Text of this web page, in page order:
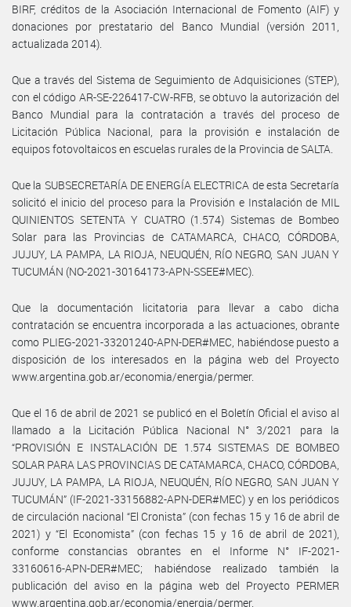
BIRF, créditos de la Asociación Internacional de Fomento (AIF) y
donaciones por prestatario del Banco Mundial (versión 2011,
actualizada 2014).
Que a través del Sistema de Seguimiento de Adquisiciones (STEP),
con el código AR-SE-226417-CW-RFB, se obtuvo la autorización del
Banco Mundial para la contratación a través del proceso de
Licitación Pública Nacional, para la provisión e instalación de
equipos fotovoltaicos en escuelas rurales de la Provincia de SALTA.
Que la SUBSECRETARÍA DE ENERGÍA ELECTRICA de esta Secretaría
solicitó el inicio del proceso para la Provisión e Instalación de MIL
QUINIENTOS SETENTA Y CUATRO (1.574) Sistemas de Bombeo
Solar para las Provincias de CATAMARCA, CHACO, CÓRDOBA,
JUJUY, LA PAMPA, LA RIOJA, NEUQUÉN, RÍO NEGRO, SAN JUAN Y
TUCUMÁN (NO-2021-30164173-APN-SSEE#MEC).
Que la documentación licitatoria para llevar a cabo dicha
contratación se encuentra incorporada a las actuaciones, obrante
como PLIEG-2021-33201240-APN-DER#MEC, habiéndose puesto a
disposición de los interesados en la página web del Proyecto
www.argentina.gob.ar/economia/energia/permer.
Que el 16 de abril de 2021 se publicó en el Boletín Oficial el aviso al
llamado a la Licitación Pública Nacional N° 3/2021 para la
“PROVISIÓN E INSTALACIÓN DE 1.574 SISTEMAS DE BOMBEO
SOLAR PARA LAS PROVINCIAS DE CATAMARCA, CHACO, CÓRDOBA,
JUJUY, LA PAMPA, LA RIOJA, NEUQUÉN, RÍO NEGRO, SAN JUAN Y
TUCUMÁN” (IF-2021-33156882-APN-DER#MEC) y en los periódicos
de circulación nacional “El Cronista” (con fechas 15 y 16 de abril de
2021) y “El Economista” (con fechas 15 y 16 de abril de 2021),
conforme constancias obrantes en el Informe N° IF-2021-
33160616-APN-DER#MEC; habiéndose realizado también la
publicación del aviso en la página web del Proyecto PERMER
www.argentina.gob.ar/economia/energia/permer.